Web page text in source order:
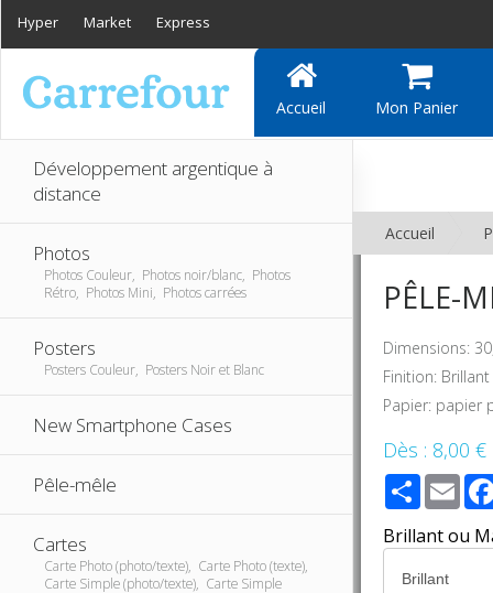
Hyper Market Express
Accueil Mon Panier
Développement argentique à
distance
Photos
Photos Couleur, Photos noir/blanc, Photos
Rétro, Photos Mini, Photos carrées
Posters
Posters Couleur, Posters Noir et Blanc
New Smartphone Cases
Pêle-mêle
Cartes
Carte Photo (photo/texte), Carte Photo (texte),
Carte Simple (photo/texte), Carte Simple
Accueil
PÊLE-
Dimensions:
Finition:
Papier: papier
Dès : 8,00 €
Share
Brillant ou